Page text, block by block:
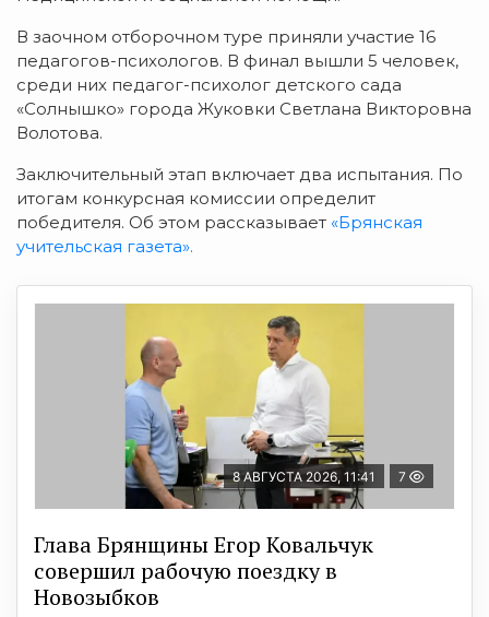
В заочном отборочном туре приняли участие 16
педагогов-психологов. В финал вышли 5 человек,
среди них педагог-психолог детского сада
«Солнышко» города Жуковки Светлана Викторовна
Волотова.
Заключительный этап включает два испытания. По
итогам конкурсная комиссии определит
победителя. Об этом рассказывает «Брянская
учительская газета».
8 АВГУСТА 2026, 11:41 7
Глава Брянщины Егор Ковальчук
совершил рабочую поездку в
Новозыбков